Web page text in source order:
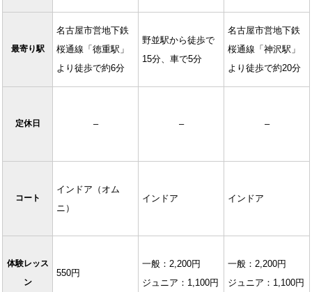
最寄り駅
名古屋市営地下鉄
桜通線「徳重駅」
より徒歩で約6分
野並駅から徒歩で
15分、車で5分
名古屋市営地下鉄
桜通線「神沢駅」
より徒歩で約20分
定休日 – – –
コート
インドア（オム
ニ）
インドア インドア
体験レッス
ン
550円
一般：2,200円
ジュニア：1,100円
一般：2,200円
ジュニア：1,100円